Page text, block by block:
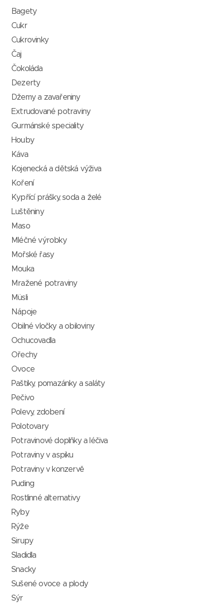
Bagety
Cukr
Cukrovinky
Čaj
Čokoláda
Dezerty
Džemy a zavařeniny
Extrudované potraviny
Gurmánské speciality
Houby
Káva
Kojenecká a dětská výživa
Koření
Kypřící prášky, soda a želé
Luštěniny
Maso
Mléčné výrobky
Mořské řasy
Mouka
Mražené potraviny
Müsli
Nápoje
Obilné vločky a obiloviny
Ochucovadla
Ořechy
Ovoce
Paštiky, pomazánky a saláty
Pečivo
Polevy, zdobení
Polotovary
Potravinové doplňky a léčiva
Potraviny v aspiku
Potraviny v konzervě
Puding
Rostlinné alternativy
Ryby
Rýže
Sirupy
Sladidla
Snacky
Sušené ovoce a plody
Sýr